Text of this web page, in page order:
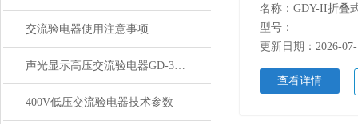
交流验电器使用注意事项
声光显示高压交流验电器GD-35型35KV
400V低压交流验电器技术参数
名称：GDY-II折叠
型号：
更新日期：2026-
查看详情